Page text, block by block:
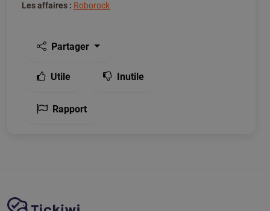
Les affaires : Roborock
Partager
Utile Inutile
Rapport
Navigation du sitePlate-forme Tickiwi